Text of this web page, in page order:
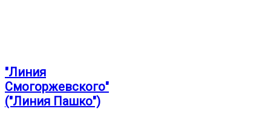
"Линия
Смогоржевского"
("Линия Пашко")